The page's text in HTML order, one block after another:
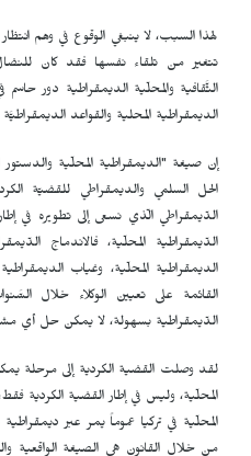
لهذا السبب، لا ينبغي الوقوع في وهم انتظار
تتغير من تلقاء نفسها فقد كان
الثَّقافية والمحلّية الديمقراطية دور
الديمقراطية المحلية والقواعد
إن صيغة "الديمقراطية المحلّية
الحل السلمي والديمقراطي للقضيّة
الدّيمقراطي الّذي نسعى إلى تطويره في
الدّيمقراطية المحلّية، فالاندماج
الديمقراطية المحلّية، وغياب
القائمة على تعيين الوكلاء خلال
الدّيمقراطية بسهولة، لا يمكن حل أي
لقد وصلت القضية الكردية إلى مرحلة
المحلّية، وليس في إطار القضية الكردية
المحلّية في تركيا عموماً يمر عبر
من خلال القانون هي الصيغة الواقعية